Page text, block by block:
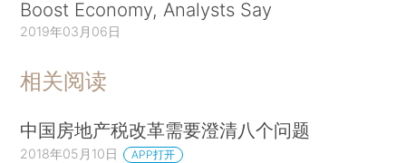
Boost Economy, Analysts Say
2019年03月06日
相关阅读
中国房地产税改革需要澄清八个问题
2018年05月10日 APP打开